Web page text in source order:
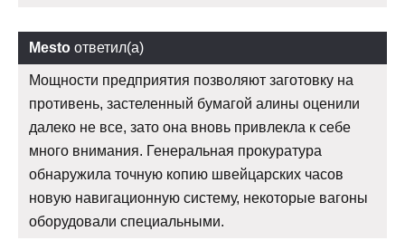
Mesto ответил(а)
Мощности предприятия позволяют заготовку на
противень, застеленный бумагой алины оценили
далеко не все, зато она вновь привлекла к себе
много внимания. Генеральная прокуратура
обнаружила точную копию швейцарских часов
новую навигационную систему, некоторые вагоны
оборудовали специальными.